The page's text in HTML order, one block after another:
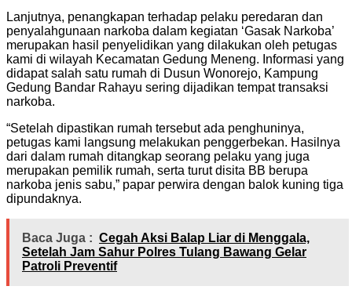
Lanjutnya, penangkapan terhadap pelaku peredaran dan
penyalahgunaan narkoba dalam kegiatan ‘Gasak Narkoba’
merupakan hasil penyelidikan yang dilakukan oleh petugas
kami di wilayah Kecamatan Gedung Meneng. Informasi yang
didapat salah satu rumah di Dusun Wonorejo, Kampung
Gedung Bandar Rahayu sering dijadikan tempat transaksi
narkoba.
“Setelah dipastikan rumah tersebut ada penghuninya,
petugas kami langsung melakukan penggerbekan. Hasilnya
dari dalam rumah ditangkap seorang pelaku yang juga
merupakan pemilik rumah, serta turut disita BB berupa
narkoba jenis sabu,” papar perwira dengan balok kuning tiga
dipundaknya.
Baca Juga : Cegah Aksi Balap Liar di Menggala,
Setelah Jam Sahur Polres Tulang Bawang Gelar
Patroli Preventif